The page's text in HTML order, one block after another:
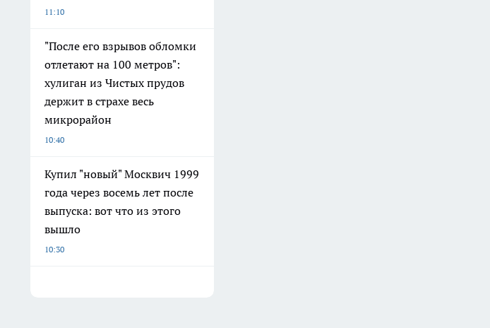
11:10
"После его взрывов обломки
отлетают на 100 метров":
хулиган из Чистых прудов
держит в страхе весь
микрорайон
10:40
Купил "новый" Москвич 1999
года через восемь лет после
выпуска: вот что из этого
вышло
10:30